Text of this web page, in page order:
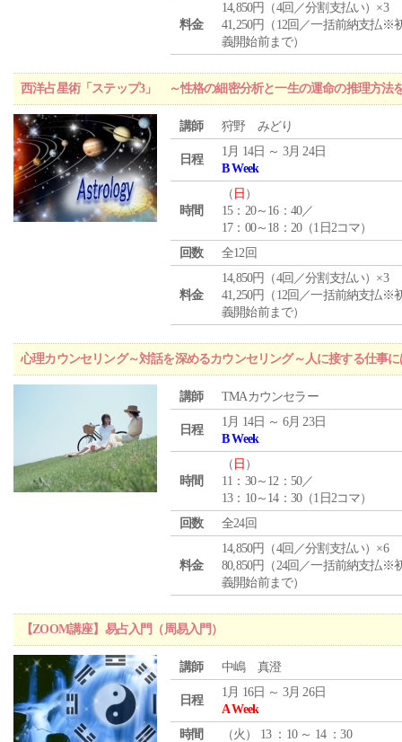
料金
14,850円（4回／分割支払い）×3
41,250円（12回／一括前納支払※
義開始前まで）
西洋占星術「ステップ3」 ～性格の細密分析と一生の運命の推理方法
講師 狩野 みどり
日程
1月 14日 ～ 3月 24日
B Week
時間
（ 日 ）
15：20～16：40／
17：00～18：20（1日2コマ）
回数
全12回
料金
14,850円（4回／分割支払い）×3
41,250円（12回／一括前納支払※
義開始前まで）
心理カウンセリング～対話を深めるカウンセリング～人に接する仕事
講師 TMAカウンセラー
日程
1月 14日 ～ 6月 23日
B Week
時間
（ 日 ）
11：30～12：50／
13：10～14：30（1日2コマ）
回数
全24回
料金
14,850円（4回／分割支払い）×6
80,850円（24回／一括前納支払※
義開始前まで）
【ZOOM講座】易占入門（周易入門）
講師 中嶋 真澄
日程
1月 16日 ～ 3月 26日
A Week
時間
（火 ） 13 ：10 ～ 14 ：30